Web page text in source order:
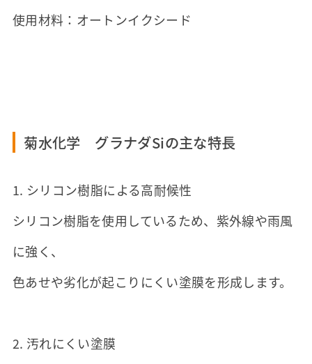
使用材料：オートンイクシード
菊水化学 グラナダSiの主な特長
1. シリコン樹脂による高耐候性
シリコン樹脂を使用しているため、紫外線や雨風
に強く、
色あせや劣化が起こりにくい塗膜を形成します。
2. 汚れにくい塗膜